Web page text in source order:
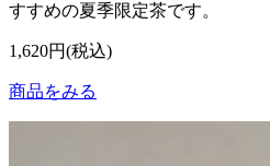
すすめの夏季限定茶です。
1,620円(税込)
商品をみる